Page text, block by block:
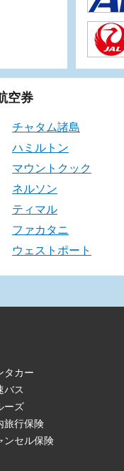
空券
チャタム諸島
ハミルトン
マウントクック
ネルソン
ティマル
ファカタニ
ウェストポート
タカー
バス
ーズ
旅行保険
ンセル保険